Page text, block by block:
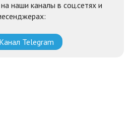
наши каналы в соц.сетях и
Канал Telegram